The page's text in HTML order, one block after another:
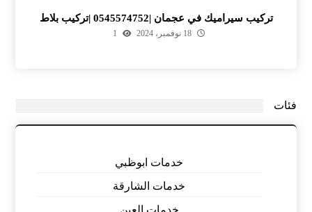
تركيب سيراميك في عجمان |0545574752 |تركيب بلاط
18 نوفمبر، 2024 1
فئات
خدمات ابوظبي
خدمات الشارقة
خدمات العين